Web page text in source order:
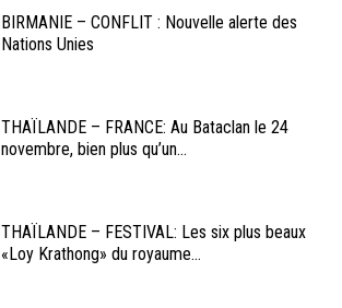
BIRMANIE – CONFLIT : Nouvelle alerte des
Nations Unies
THAÏLANDE – FRANCE: Au Bataclan le 24
novembre, bien plus qu’un...
THAÏLANDE – FESTIVAL: Les six plus beaux
«Loy Krathong» du royaume...